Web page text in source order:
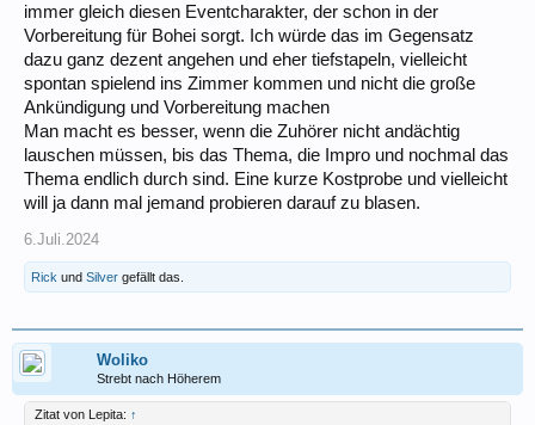
immer gleich diesen Eventcharakter, der schon in der
Vorbereitung für Bohei sorgt. Ich würde das im Gegensatz
dazu ganz dezent angehen und eher tiefstapeln, vielleicht
spontan spielend ins Zimmer kommen und nicht die große
Ankündigung und Vorbereitung machen
Man macht es besser, wenn die Zuhörer nicht andächtig
lauschen müssen, bis das Thema, die Impro und nochmal das
Thema endlich durch sind. Eine kurze Kostprobe und vielleicht
will ja dann mal jemand probieren darauf zu blasen.
6.Juli.2024
Rick und Silver gefällt das.
Woliko
Strebt nach Höherem
Zitat von Lepita: ↑